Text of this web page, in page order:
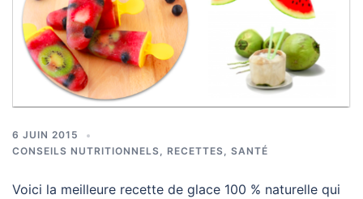
6 JUIN 2015
CONSEILS NUTRITIONNELS, RECETTES, SANTÉ
Voici la meilleure recette de glace 100 % naturelle qui